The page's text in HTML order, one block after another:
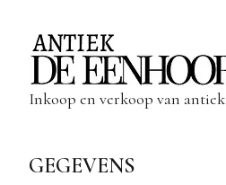
Inkoop en verkoop van
GEGEVENS